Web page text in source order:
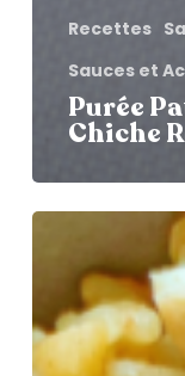
Recettes
Sauces et
Purée
Chiche